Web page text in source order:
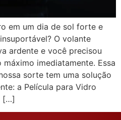
em um dia de sol forte e
O volante
ardente e você precisou
imediatamente. Essa
sorte tem uma solução
a Película para Vidro
[…]